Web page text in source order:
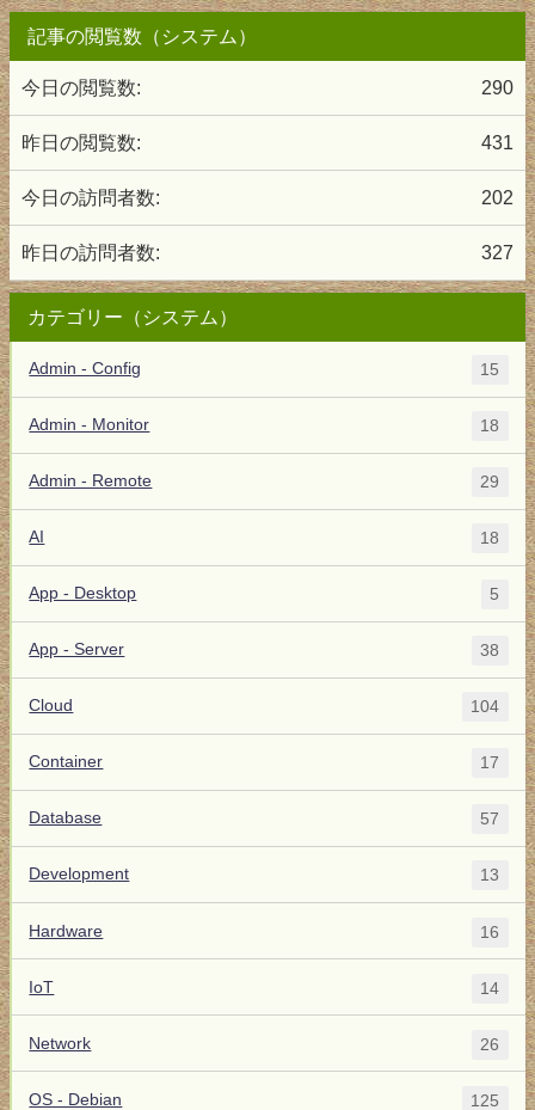
記事の閲覧数（システム）
290
今日の閲覧数:
431
昨日の閲覧数:
202
今日の訪問者数:
327
昨日の訪問者数:
カテゴリー（システム）
Admin - Config 15
Admin - Monitor 18
Admin - Remote 29
AI 18
App - Desktop 5
App - Server 38
Cloud 104
Container 17
Database 57
Development 13
Hardware 16
IoT 14
Network 26
OS - Debian 125